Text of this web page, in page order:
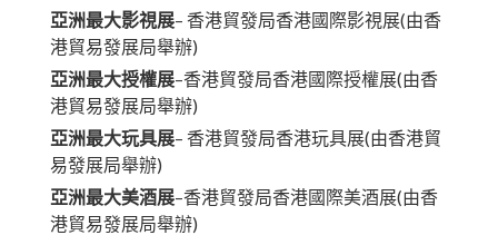
亞洲最大影視展– 香港貿發局香港國際影視展(由香
港貿易發展局舉辦)
亞洲最大授權展–香港貿發局香港國際授權展(由香
港貿易發展局舉辦)
亞洲最大玩具展– 香港貿發局香港玩具展(由香港貿
易發展局舉辦)
亞洲最大美酒展–香港貿發局香港國際美酒展(由香
港貿易發展局舉辦)